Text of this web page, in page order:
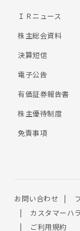
ＩＲニュース
株主総会資料
決算短信
電子公告
有価証券報告書
株主優待制度
免責事項
お問い合わせ
カスタマーハ
ご利用規約